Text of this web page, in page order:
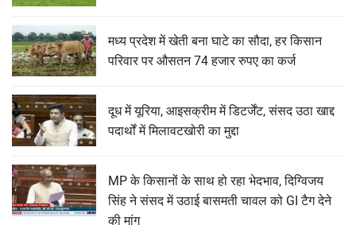
मध्य प्रदेश में खेती बना घाटे का सौदा, हर किसान
परिवार पर औसतन 74 हजार रुपए का कर्ज
दूध में यूरिया, आइसक्रीम में डिटर्जेंट, संसद उठा खाद्द
पदार्थों में मिलावटखोरी का मुद्दा
MP के किसानों के साथ हो रहा भेदभाव, दिग्विजय
सिंह ने संसद में उठाई बासमती चावल को GI टैग देने
की मांग